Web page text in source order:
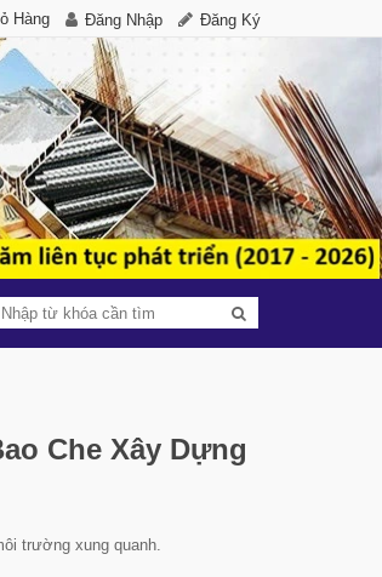
Hàng Đăng Nhập Đăng Ký
Che Xây Dựng
trường xung quanh.